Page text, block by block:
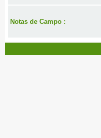
Notas de Campo :